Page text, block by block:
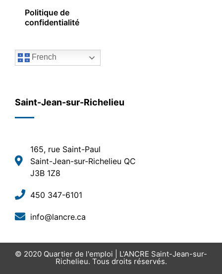
Politique de
confidentialité
French
Saint-Jean-sur-Richelieu
165, rue Saint-Paul
Saint-Jean-sur-Richelieu QC
J3B 1Z8
450 347-6101
info@lancre.ca
© 2020 Quartier de l'emploi | L'ANCRE Saint-Jean-sur-
Richelieu. Tous droits réservés.